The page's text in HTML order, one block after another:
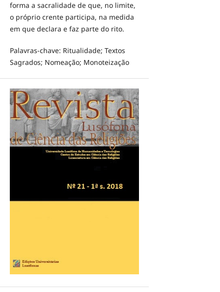
forma a sacralidade de que, no limite,
o próprio crente participa, na medida
em que declara e faz parte do rito.
Palavras-chave: Ritualidade; Textos
Sagrados; Nomeação; Monoteização